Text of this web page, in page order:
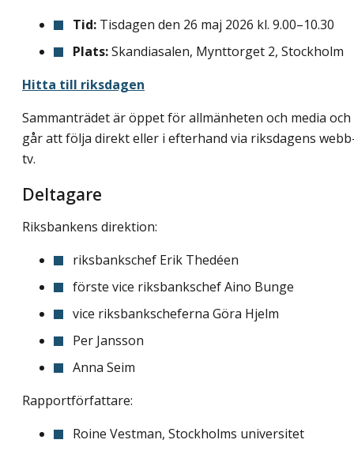
Tid: Tisdagen den 26 maj 2026 kl. 9.00–10.30
Plats:Skandiasalen, Mynttorget 2, Stockholm
Hitta till riksdagen
Sammanträdet är öppet för allmänheten och media och
går att följa direkt eller i efterhand via riksdagens
tv.
Deltagare
Riksbankens direktion:
riksbankschef Erik Thedéen
förste vice riksbankschef Aino Bunge
vice riksbankscheferna Göra Hjelm
Per Jansson
Anna Seim
Rapportförfattare:
Roine Vestman, Stockholms universitet